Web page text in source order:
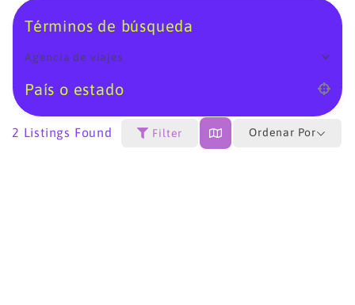
Términos de búsqueda
Agencia de viajes
País o estado
2 Listings Found Filter Ordenar Por